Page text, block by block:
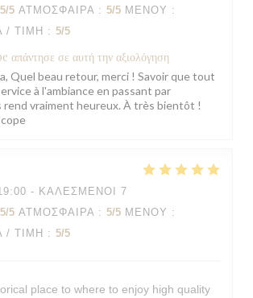
5/5 ΑΤΜΌΣΦΑΙΡΑ : 5/5 ΜΕΝΟΎ :
/ ΤΙΜΉ : 5/5
απάντησε σε αυτή την αξιολόγηση
Quel beau retour, merci ! Savoir que tout
à l'ambiance en passant par
rend vraiment heureux. À très bientôt !
- ΚΑΛΕΣΜΈΝΟΙ 7
5/5 ΑΤΜΌΣΦΑΙΡΑ : 5/5 ΜΕΝΟΎ :
/ ΤΙΜΉ : 5/5
place to where to enjoy high quality